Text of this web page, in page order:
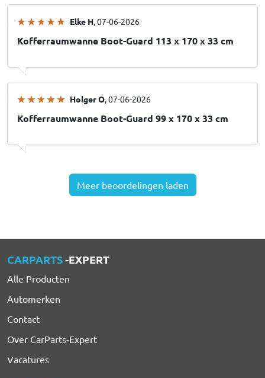
Elke H, 07-06-2026
Kofferraumwanne Boot-Guard 113 x 170 x 33 cm
Holger O, 07-06-2026
Kofferraumwanne Boot-Guard 99 x 170 x 33 cm
Meer beoordelingen laden
CARPARTS-EXPERT
Alle Producten
Automerken
Contact
Over CarParts-Expert
Vacatures